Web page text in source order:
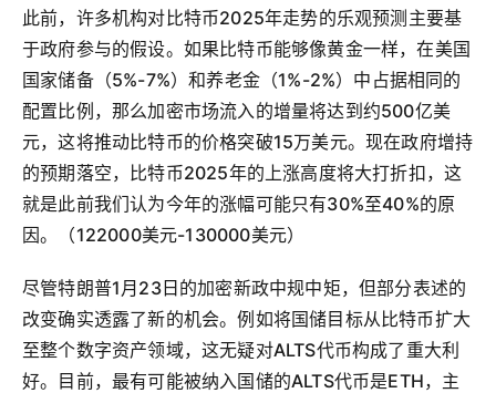
此前，许多机构对比特币2025年走势的乐观预测主要基
于政府参与的假设。如果比特币能够像黄金一样，在美国
国家储备（5%-7%）和养老金（1%-2%）中占据相同的
配置比例，那么加密市场流入的增量将达到约500亿美
元，这将推动比特币的价格突破15万美元。现在政府增持
的预期落空，比特币2025年的上涨高度将大打折扣，这
就是此前我们认为今年的涨幅可能只有30%至40%的原
因。（122000美元-130000美元）
尽管特朗普1月23日的加密新政中规中矩，但部分表述的
改变确实透露了新的机会。例如将国储目标从比特币扩大
至整个数字资产领域，这无疑对ALTS代币构成了重大利
好。目前，最有可能被纳入国储的ALTS代币是ETH，主